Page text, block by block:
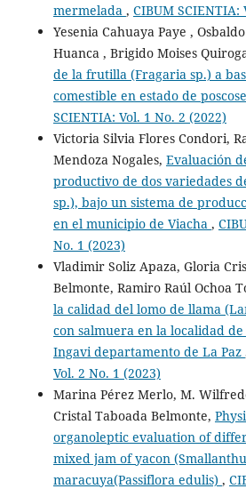
mermelada , CIBUM SCIENTIA:
Yesenia Cahuaya Paye ,
Huanca , Brigido Moises
de la frutilla (Fragaria sp.) a
comestible en estado de
SCIENTIA: Vol. 1 No. 2 (2022)
Victoria Silvia Flores Condori,
Mendoza Nogales, Evaluación
productivo de dos variedades
sp.), bajo un sistema de
en el municipio de Viacha ,
No. 1 (2023)
Vladimir Soliz Apaza, Gloria
Belmonte, Ramiro Raúl Ochoa
la calidad del lomo de llama
con salmuera en la localidad
Ingavi departamento de La Paz
Vol. 2 No. 1 (2023)
Marina Pérez Merlo, M.
Cristal Taboada Belmonte,
organoleptic evaluation of
mixed jam of yacon
maracuya(Passiflora edulis) ,